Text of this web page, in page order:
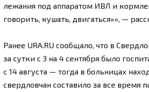
лежания под аппаратом ИВЛ и
говорить, кушать, двигаться»», —
Ранее URA.RU сообщало, что в
за сутки с 3 на 4 сентября было
с 14 августа — тогда в больницах
свердловчан составило за все время